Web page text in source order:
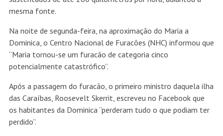
mesma fonte.
Na noite de segunda-feira, na aproximação do Maria a
Dominica, o Centro Nacional de Furacões (NHC) informou que
“Maria tornou-se um furacão de categoria cinco
potencialmente catastrófico”.
Após a passagem do furacão, o primeiro ministro daquela ilha
das Caraíbas, Roosevelt Skerrit, escreveu no Facebook que
os habitantes da Dominica “perderam tudo o que podiam ter
perdido”.